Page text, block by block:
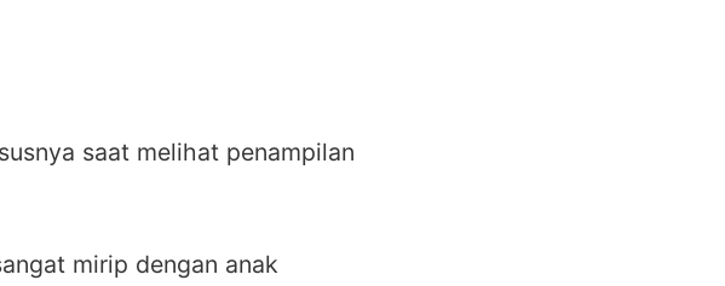
saat melihat penampilan
mirip dengan anak